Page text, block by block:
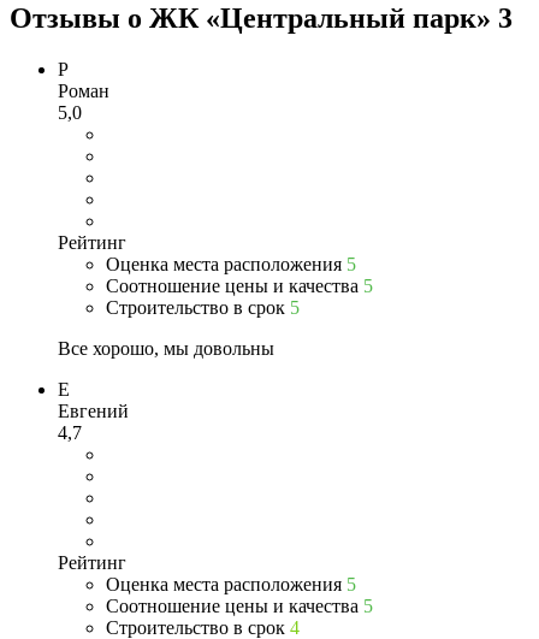
Отзывы о ЖК «Центральный парк» 3
Р
Роман
5,0
Рейтинг
Оценка места расположения 5
Соотношение цены и качества 5
Строительство в срок 5
Все хорошо, мы довольны
Е
Евгений
4,7
Рейтинг
Оценка места расположения 5
Соотношение цены и качества 5
Строительство в срок 4